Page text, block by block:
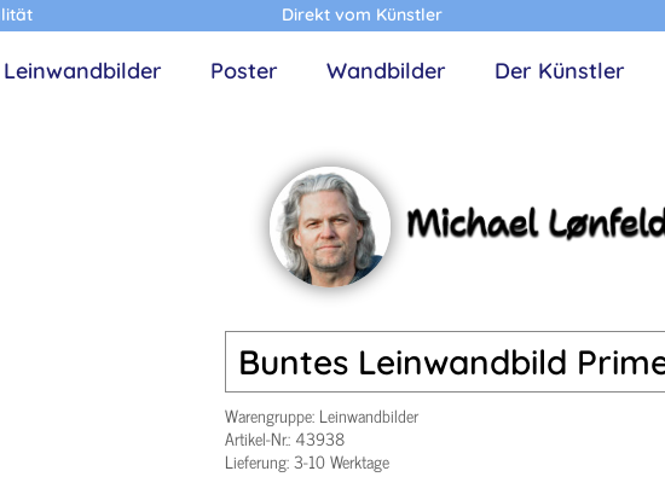
Direkt vom Künstler
Leinwandbilder Poster Wandbilder Der Künstler
Buntes Leinwandbild
Warengruppe: Leinwandbilder
Artikel-Nr.: 43938
Lieferung: 3-10 Werktage